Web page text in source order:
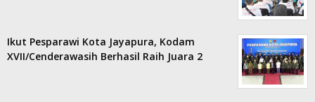
Ikut Pesparawi Kota Jayapura, Kodam
XVII/Cenderawasih Berhasil Raih Juara 2